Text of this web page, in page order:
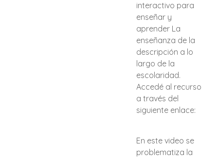
interactivo para
enseñar y
aprender La
enseñanza de la
descripción a lo
largo de la
escolaridad.
Accedé al recurso
a través del
siguiente enlace:
En este video se
problematiza la